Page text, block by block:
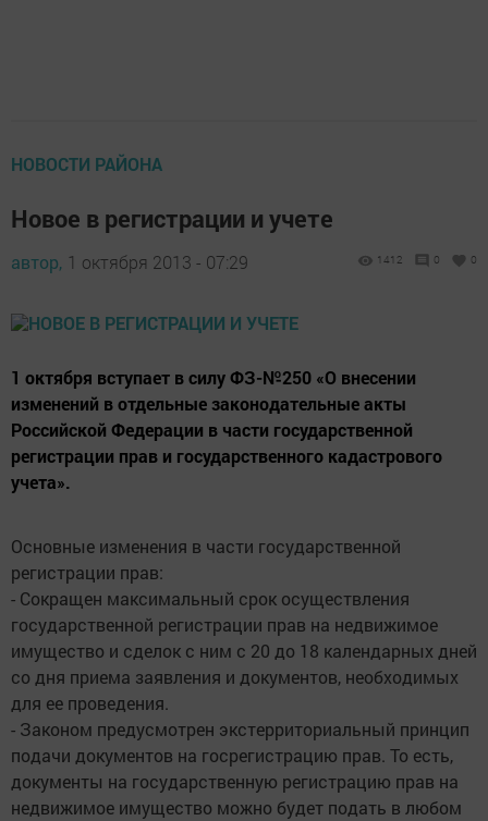
НОВОСТИ РАЙОНА
Новое в регистрации и учете
автор, 1 октября 2013 - 07:29 1412 0 0
1 октября вступает в силу ФЗ-№250 «О внесении
изменений в отдельные законодательные акты
Российской Федерации в части государственной
регистрации прав и государственного кадастрового
учета».
Основные изменения в части государственной
регистрации прав:
- Сокращен максимальный срок осуществления
государственной регистрации прав на недвижимое
имущество и сделок с ним с 20 до 18 календарных дней
со дня приема заявления и документов, необходимых
для ее проведения.
- Законом предусмотрен экстерриториальный принцип
подачи документов на госрегистрацию прав. То есть,
документы на государственную регистрацию прав на
недвижимое имущество можно будет подать в любом